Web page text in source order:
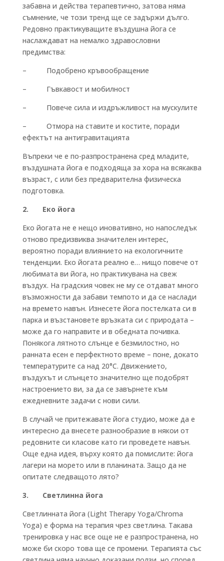
забавна и действа терапевтично, затова няма
съмнение, че този тренд ще се задържи дълго.
Редовно практикуващите въздушна йога се
наслаждават на немалко здравословни
предимства:
– Подобрено кръвообращение
– Гъвкавост и мобилност
– Повече сила и издръжливост на мускулите
– Отмора на ставите и костите, поради
ефектът на антигравитацията
Въпреки че е по-разпространена сред младите,
въздушната йога е подходяща за хора на всякаква
възраст, с или без предварителна физическа
подготовка.
2. Еко йога
Еко йогата не е нещо иновативно, но напоследък
отново предизвиква значителен интерес,
вероятно поради влиянието на екологичните
тенденции. Еко йогата реално е… нищо повече от
любимата ви йога, но практикувана на свеж
въздух. На градския човек не му се отдават много
възможности да забави темпото и да се наслади
на времето навън. Изнесете йога постелката си в
парка и възстановете връзката си с природата –
може да го направите и в обедната почивка.
Понякога лятното слънце е безмилостно, но
ранната есен е перфектното време – поне, докато
температурите са над 20°C. Движението,
въздухът и слънцето значително ще подобрят
настроението ви, за да се завърнете към
ежедневните задачи с нови сили.
В случай че притежавате йога студио, може да е
интересно да внесете разнообразие в някои от
редовните си класове като ги проведете навън.
Още една идея, върху която да помислите: йога
лагери на морето или в планината. Защо да не
опитате следващото лято?
3. Светлинна йога
Светлинната йога (Light Therapy Yoga/Chroma
Yoga) е форма на терапия чрез светлина. Такава
тренировка у нас все още не е разпространена, но
може би скоро това ще се промени. Терапията със